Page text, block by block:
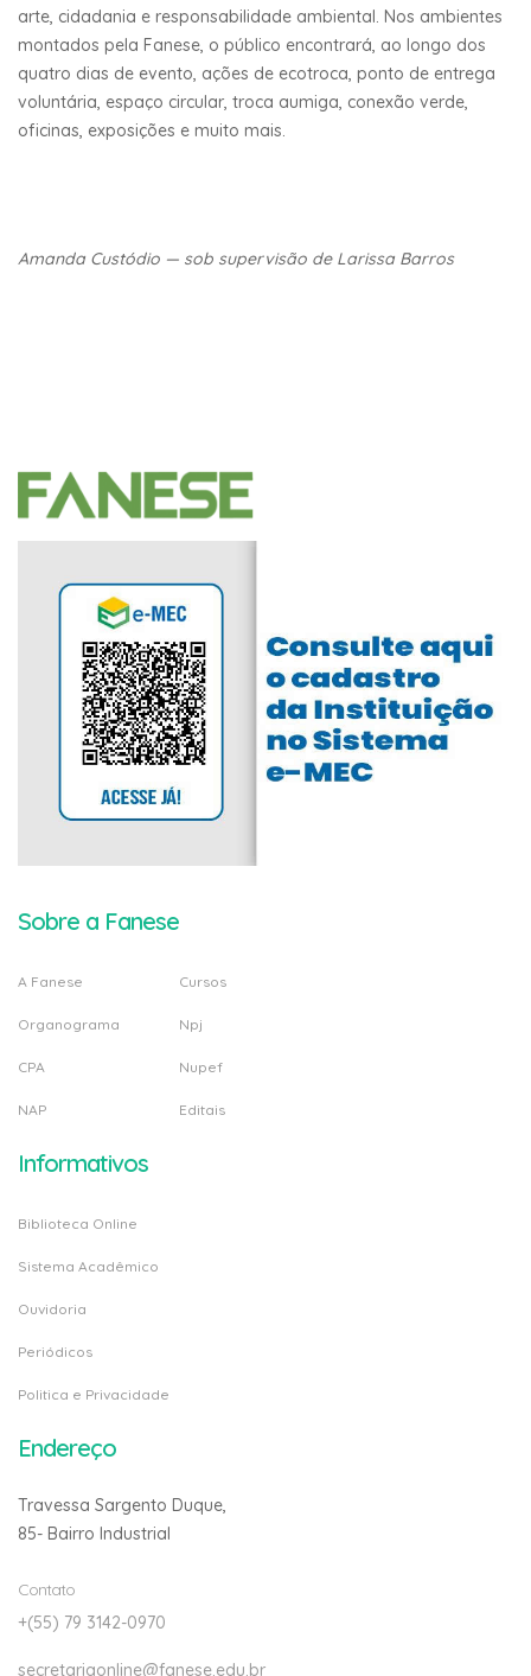
arte, cidadania e responsabilidade ambiental. Nos ambientes
montados pela Fanese, o público encontrará, ao longo dos
quatro dias de evento, ações de ecotroca, ponto de entrega
voluntária, espaço circular, troca aumiga, conexão verde,
oficinas, exposições e muito mais.
Amanda Custódio — sob supervisão de Larissa Barros
Sobre a Fanese
A Fanese
Organograma
CPA
NAP
Cursos
Npj
Nupef
Editais
Informativos
Biblioteca Online
Sistema Acadêmico
Ouvidoria
Periódicos
Politica e Privacidade
Endereço
Travessa Sargento Duque,
85- Bairro Industrial
Contato
+(55) 79 3142-0970
secretariaonline@fanese.edu.br